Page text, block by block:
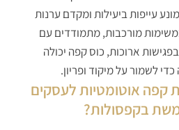
עייפות ביעילות ומקדם ערנות
מורכבות, מתמודדים עם
ארוכות, כוס קפה יכולה
לשמור על מיקוד ופריון.
קפה אוטומטיות לעסקים
בקפסולות?